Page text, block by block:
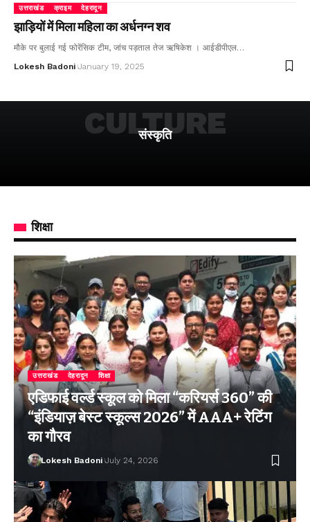
उत्तराखंड क्राइम देहरादून
झाड़ियों में मिला महिला का अर्धनग्न शव
मौके पर बुलाई गई फोरेंसिक टीम, जांच पड़ताल तेज ऋषिकेश । आईडीपीएल…
Lokesh Badoni January 19, 2025
संस्कृति
CULTURE
शिक्षा
उत्तराखंड देहरादून शिक्षा
एडिफाई वर्ल्ड स्कूल को मिला “करियर्स 360” की
“इंडियाज़ बेस्ट स्कूल्स 2026” में AAA+ रेटिंग
का गौरव
Lokesh Badoni July 24, 2026